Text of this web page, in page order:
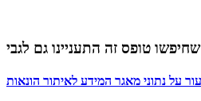
טופס זה התעניינו גם לגבי